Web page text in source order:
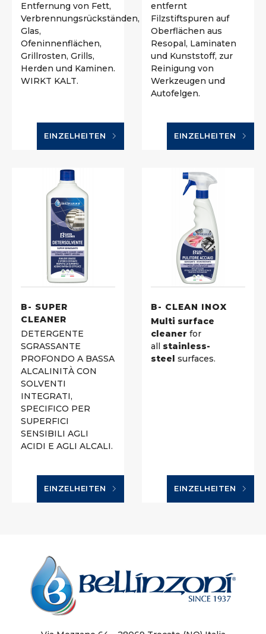
Entfernung von Fett,
Verbrennungsrückständen,
Glas,
Ofeninnenflächen,
Grillrosten, Grills,
Herden und Kaminen.
WIRKT KALT.
EINZELHEITEN
entfernt
Filzstiftspuren auf
Oberflächen aus
Resopal, Laminaten
und Kunststoff, zur
Reinigung von
Werkzeugen und
Autofelgen.
EINZELHEITEN
B- SUPER
CLEANER
DETERGENTE
SGRASSANTE
PROFONDO A BASSA
ALCALINITÀ CON
SOLVENTI
INTEGRATI,
SPECIFICO PER
SUPERFICI
SENSIBILI AGLI
ACIDI E AGLI ALCALI.
EINZELHEITEN
B- CLEAN INOX
Multi surface
cleaner for
all stainless-
steel surfaces.
EINZELHEITEN